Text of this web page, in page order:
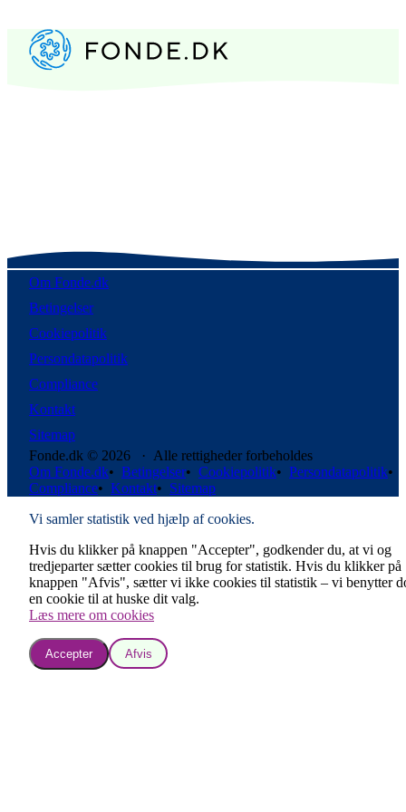
Om Fonde.dk
Betingelser
Cookiepolitik
Persondatapolitik
Compliance
Kontakt
Sitemap
Fonde.dk © 2026 · Alle rettigheder forbeholdes
Om Fonde.dk• Betingelser• Cookiepolitik• Persondatapolitik•
Compliance• Kontakt• Sitemap
Vi samler statistik ved hjælp af cookies.
Hvis du klikker på knappen "Accepter", godkender du, at vi og
tredjeparter sætter cookies til brug for statistik. Hvis du klikker på
knappen "Afvis", sætter vi ikke cookies til statistik – vi benytter
en cookie til at huske dit valg.
Læs mere om cookies
Accepter Afvis